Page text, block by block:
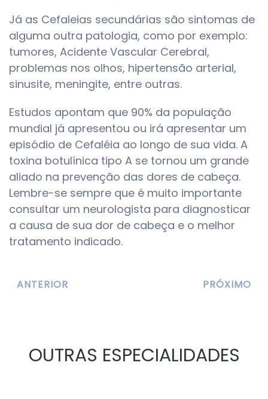
Já as Cefaleias secundárias são sintomas de
alguma outra patologia, como por exemplo:
tumores, Acidente Vascular Cerebral,
problemas nos olhos, hipertensão arterial,
sinusite, meningite, entre outras.
Estudos apontam que 90% da população
mundial já apresentou ou irá apresentar um
episódio de Cefaléia ao longo de sua vida. A
toxina botulínica tipo A se tornou um grande
aliado na prevenção das dores de cabeça.
Lembre-se sempre que é muito importante
consultar um neurologista para diagnosticar
a causa de sua dor de cabeça e o melhor
tratamento indicado.
ANTERIOR PRÓXIMO
OUTRAS ESPECIALIDADES